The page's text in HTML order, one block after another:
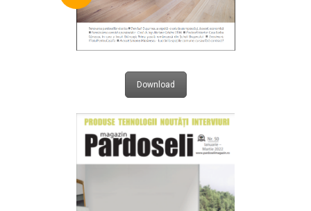
Download